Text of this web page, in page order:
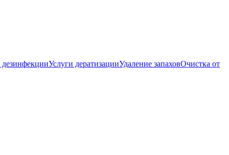
дезинфекцииУслуги дератизацииУдаление запаховОчистка от